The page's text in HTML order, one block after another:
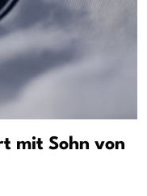
mit Sohn von